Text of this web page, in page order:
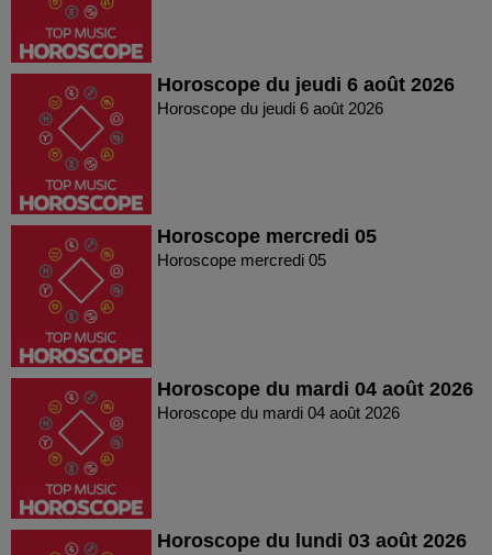
Horoscope du jeudi 6 août 2026
Horoscope du jeudi 6 août 2026
Horoscope mercredi 05
Horoscope mercredi 05
Horoscope du mardi 04 août 2026
Horoscope du mardi 04 août 2026
Horoscope du lundi 03 août 2026